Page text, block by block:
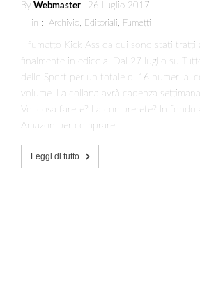
By Webmaster
26 Luglio 2017
in : Archivio, Editoriali, Fumetti
Il fumetto Kick-Ass da cui sono stati tratti
finalmente in edicola! Dal 27 luglio su
dello Sport per un totale di 16 numeri al
volume. La collana avrà cadenza
Voi cosa farete? La comprerete? In fondo
Amazon per comprare …
Leggi di tutto